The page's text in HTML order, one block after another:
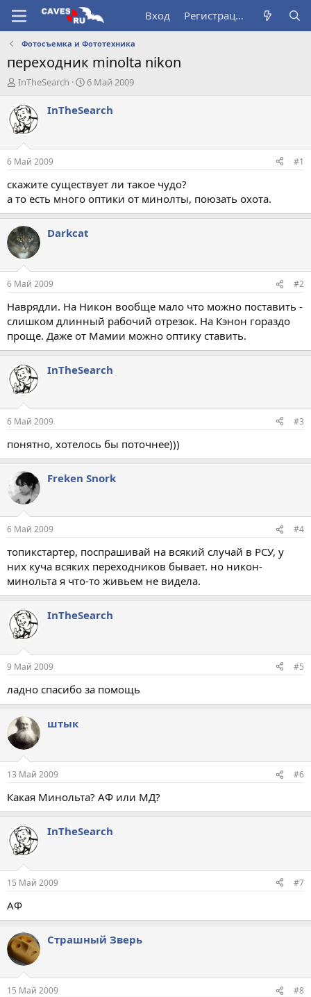
Вход Регистрация
Фотосъемка и Фототехника
переходник minolta nikon
А
т
о
р
т
е
м
ы
InTheSearch
Д
т
а
л
6 Май 2009
InTheSearch
6 Май 2009 #1
скажите существует ли такое чудо?
а то есть много оптики от минолты, поюзать охота.
Darkcat
6 Май 2009 #2
Наврядли. На Никон вообще мало что можно поставить -
слишком длинный рабочий отрезок. На Кэнон гораздо
проще. Даже от Мамии можно оптику ставить.
InTheSearch
6 Май 2009 #3
понятно, хотелось бы поточнее)))
Freken Snork
6 Май 2009 #4
топикстартер, поспрашивай на всякий случай в РСУ, у
них куча всяких переходников бывает. но никон-
минольта я что-то живьем не видела.
InTheSearch
9 Май 2009 #5
ладно спасибо за помощь
штык
13 Май 2009 #6
Какая Минольта? АФ или МД?
InTheSearch
15 Май 2009 #7
АФ
Страшный Зверь
15 Май 2009 #8